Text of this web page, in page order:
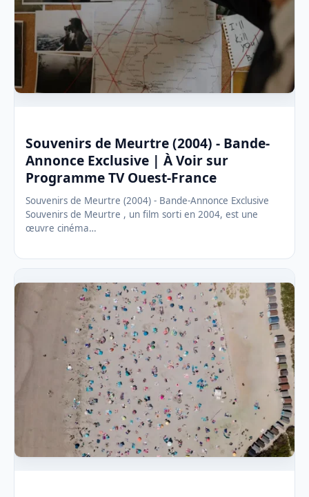
Souvenirs de Meurtre (2004) - Bande-
Annonce Exclusive | À Voir sur
Programme TV Ouest-France
Souvenirs de Meurtre (2004) - Bande-Annonce Exclusive
Souvenirs de Meurtre , un film sorti en 2004, est une
œuvre cinéma…